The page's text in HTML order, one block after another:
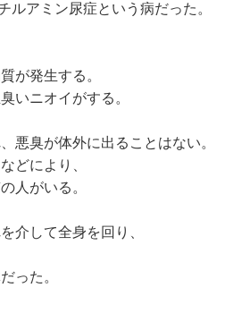
ルアミン尿症という病だった。
が発生する。
いニオイがする。
悪臭が体外に出ることはない。
どにより、
人がいる。
介して全身を回り、
った。